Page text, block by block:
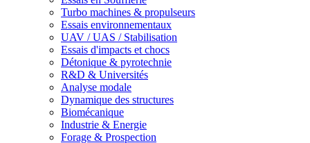
Turbo machines & propulseurs
Essais environnementaux
UAV / UAS / Stabilisation
Essais d'impacts et chocs
Détonique & pyrotechnie
R&D & Universités
Analyse modale
Dynamique des structures
Biomécanique
Industrie & Energie
Forage & Prospection